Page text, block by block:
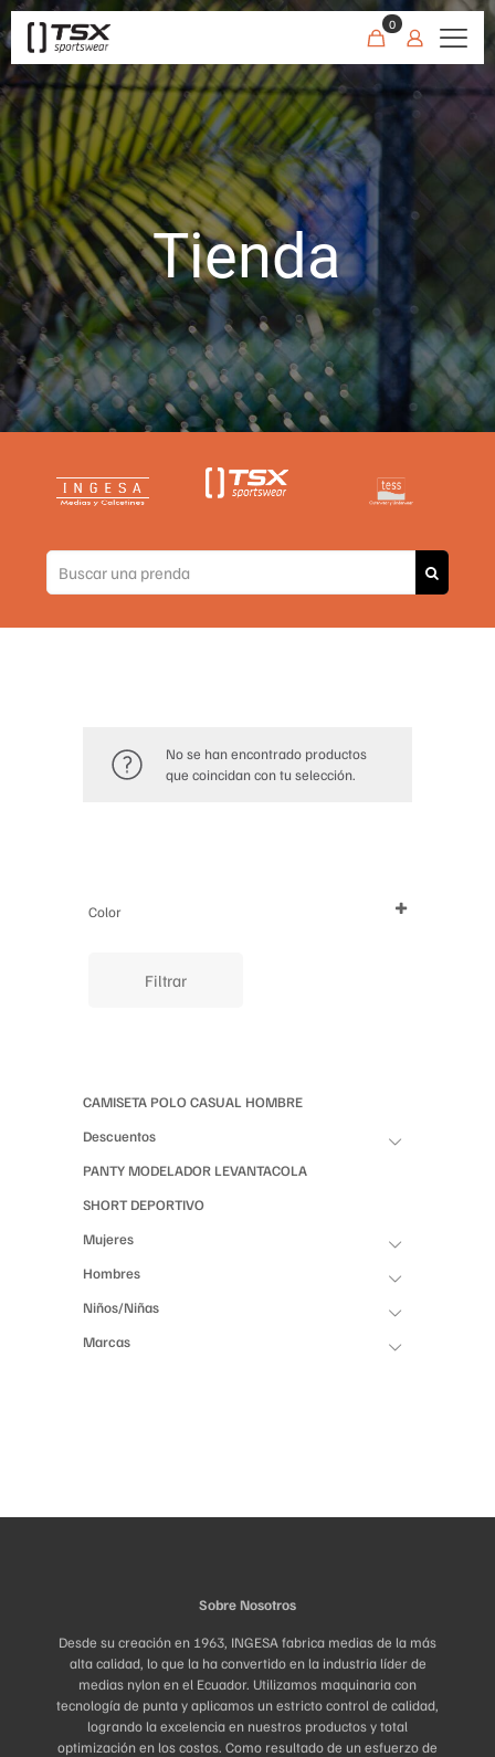
0
Tienda
Color
Filtrar
CAMISETA POLO CASUAL HOMBRE
Descuentos
PANTY MODELADOR LEVANTACOLA
SHORT DEPORTIVO
Mujeres
Hombres
Niños/Niñas
Marcas
No se han encontrado productos
que coincidan con tu selección.
Sobre Nosotros
Desde su creación en 1963, INGESA fabrica medias de la más
alta calidad, lo que la ha convertido en la industria líder de
medias nylon en el Ecuador. Utilizamos maquinaria con
tecnología de punta y aplicamos un estricto control de calidad,
logrando la excelencia en nuestros productos y total
optimización en los costos. Como resultado de un esfuerzo de